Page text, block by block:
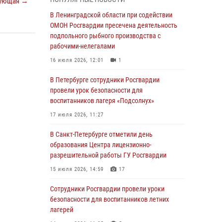
Петербургские росгвардейцы обнаружили
объявленный в розыск автомобиль, ранее
использовавшийся при совершении кражи в
В Зеленогорске сотрудники Росгвардии, став
очевидцами серьезного ДТП, вызвали на
пострадавшим
03 августа 2026, 14:15 3 1
Росгвардейцы приняли участие в Большом
03 августа 2026, 13:26 5
В Ленинградской области сотрудники
Росгвардии обнаружили пропавшего
В Ленинградской области при содействии
ОМОН Росгвардии пресечена деятельность
подпольного рыбного производства с
рабочими-нелегалами
16 июля 2026, 12:01 1
В Петербурге сотрудники Росгвардии
провели урок безопасности для
воспитанников лагеря «Подсолнух»
17 июля 2026, 11:27
В Санкт-Петербурге отметили день
образования Центра лицензионно-
разрешительной работы ГУ Росгвардии
15 июля 2026, 14:59 17
Сотрудники Росгвардии провели уроки
безопасности для воспитанников летних
лагерей